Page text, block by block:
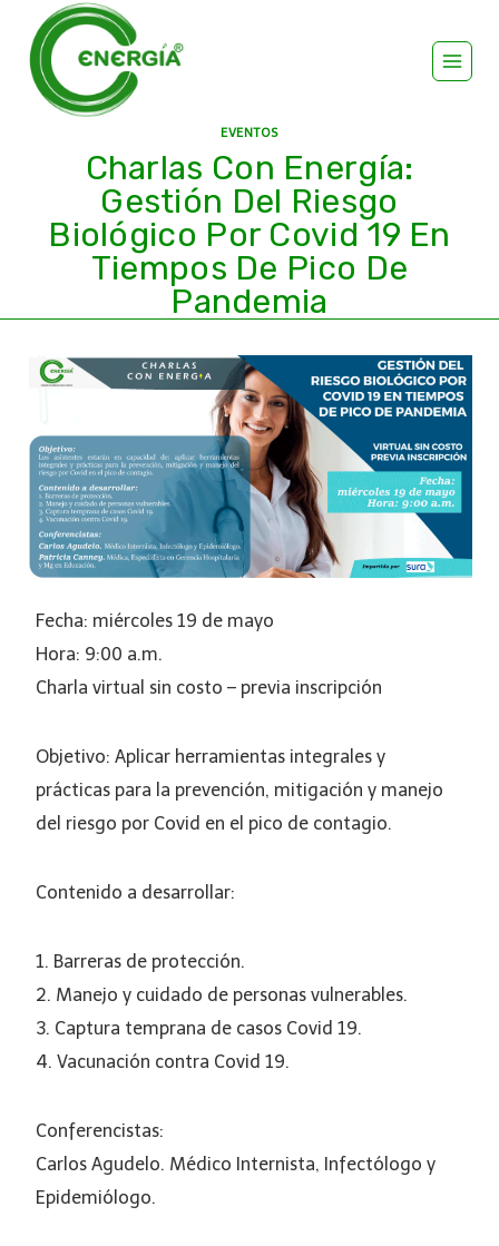
EVENTOS
Charlas Con Energía:
Gestión Del Riesgo
Biológico Por Covid 19 En
Tiempos De Pico De
Pandemia
Fecha: miércoles 19 de mayo
Hora: 9:00 a.m.
Charla virtual sin costo – previa inscripción
Objetivo: Aplicar herramientas integrales y
prácticas para la prevención, mitigación y manejo
del riesgo por Covid en el pico de contagio.
Contenido a desarrollar:
1. Barreras de protección.
2. Manejo y cuidado de personas vulnerables.
3. Captura temprana de casos Covid 19.
4. Vacunación contra Covid 19.
Conferencistas:
Carlos Agudelo. Médico Internista, Infectólogo y
Epidemiólogo.